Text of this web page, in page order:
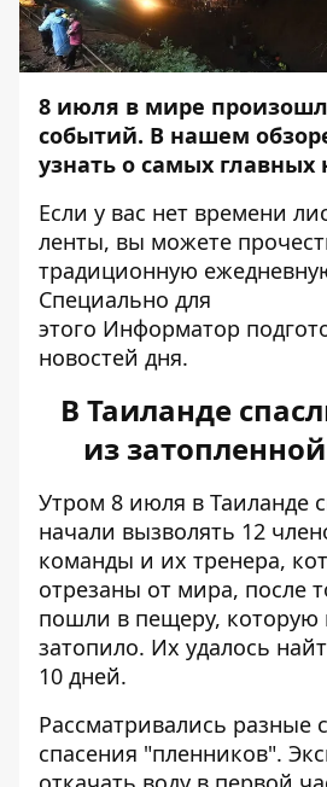
8 июля в мире
событий. В нашем
узнать о самых главных
Если у вас нет времени
ленты, вы можете
традиционную
Специально для
этого Информатор
новостей дня.
В Таиланде
из
Утром 8 июля в Таиланде
начали вызволять 12
команды и их тренера,
отрезаны от мира, после
пошли в пещеру, которую
затопило. Их удалось
10 дней.
Рассматривались разные
спасения "пленников".